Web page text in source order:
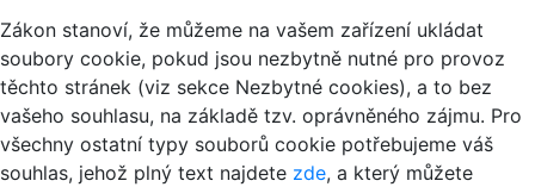
Zákon stanoví, že můžeme na vašem zařízení ukládat
soubory cookie, pokud jsou nezbytně nutné pro provoz
těchto stránek (viz sekce Nezbytné cookies), a to bez
vašeho souhlasu, na základě tzv. oprávněného zájmu. Pro
všechny ostatní typy souborů cookie potřebujeme váš
souhlas, jehož plný text najdete zde, a který můžete